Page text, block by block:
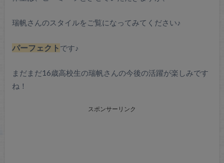
瑞帆さんのスタイルをご覧になってみてください♪
パーフェクト です♪
まだまだ16歳高校生の瑞帆さんの今後の活躍が楽しみです
ね！
スポンサーリンク